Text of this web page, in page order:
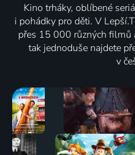
Kino trháky, oblíbené
i pohádky pro děti. V
přes 15 000 různých filmů
tak jednoduše najdete
v